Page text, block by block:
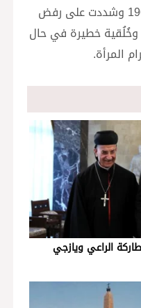
تتناقض هذه المقاربة مع ما ورد في رسالة الحياة البشرية التي أصدرها البابا بولس السادس في 25 يوليو/تموز 1968 وشددت على رفض
وخُلُقية خطيرة في حال
المرأة.
الراعي ويازجي